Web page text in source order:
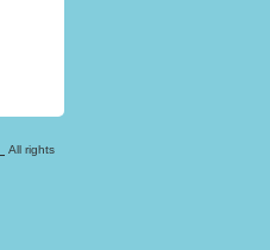
All rights